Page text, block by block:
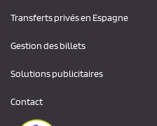
Transferts privés en Espagne
Gestion des billets
Solutions publicitaires
Contact